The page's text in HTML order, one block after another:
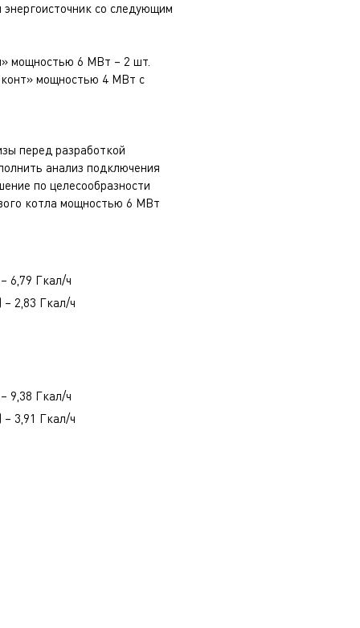
со следующим
мощностью 6 МВт – 2 шт.
мощностью 4 МВт с
перед разработкой
анализ подключения
по целесообразности
котла мощностью 6 МВт
6,79 Гкал/ч
– 2,83 Гкал/ч
9,38 Гкал/ч
– 3,91 Гкал/ч